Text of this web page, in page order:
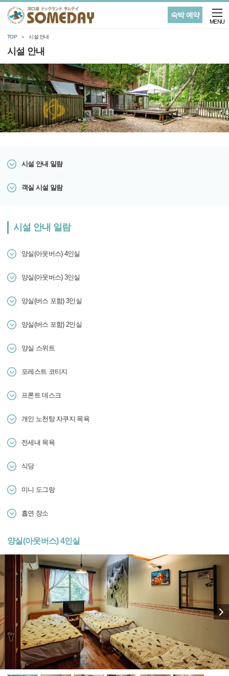
숙박 예약
MENU
TOP 시설 안내
시설 안내
시설 안내 일람
객실 시설 일람
시설 안내 일람
양실(아웃버스) 4인실
양실(아웃버스) 3인실
양실(버스 포함) 3인실
양실(버스 포함) 2인실
양실 스위트
포레스트 코티지
프론트 데스크
개인 노천탕 자쿠지 목욕
전세내 목욕
식당
미니 도그랑
흡연 장소
양실(아웃버스) 4인실